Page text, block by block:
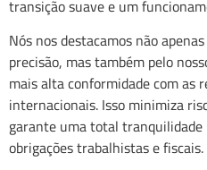
transição suave e um
Nós nos destacamos não
precisão, mas também pelo
mais alta conformidade com as
internacionais. Isso minimiza
garante uma total tranquilidade
obrigações trabalhistas e fiscais.